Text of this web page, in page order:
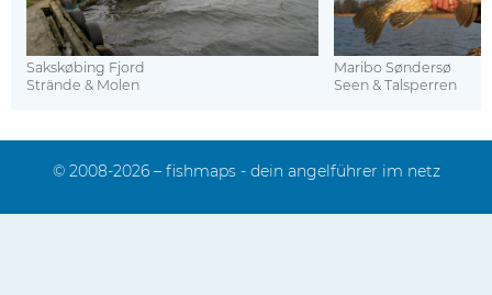
Sakskøbing Fjord
Strände & Molen
Maribo Søndersø
Seen & Talsperren
© 2008-2026 – fishmaps - dein angelführer im netz